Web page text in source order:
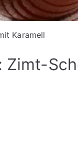
Karamell
Zimt-